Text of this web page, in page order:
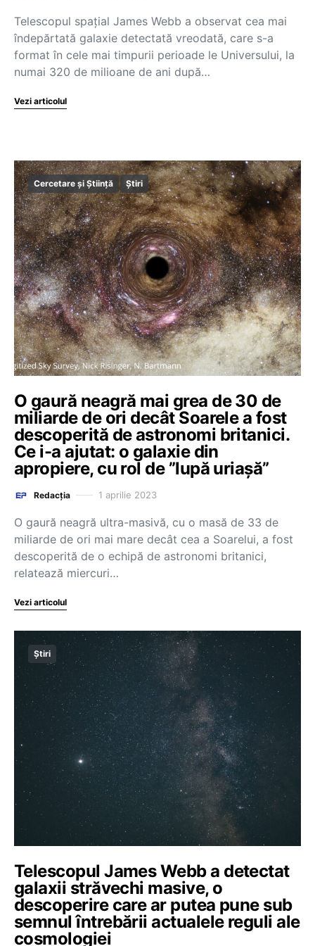
Telescopul spaţial James Webb a observat cea mai
îndepărtată galaxie detectată vreodată, care s-a
format în cele mai timpurii perioade le Universului, la
numai 320 de milioane de ani după…
Vezi articolul
Cercetare și Știință Știri
O gaură neagră mai grea de 30 de
miliarde de ori decât Soarele a fost
descoperită de astronomi britanici.
Ce i-a ajutat: o galaxie din
apropiere, cu rol de ”lupă uriașă”
Redacția 1 aprilie 2023
O gaură neagră ultra-masivă, cu o masă de 33 de
miliarde de ori mai mare decât cea a Soarelui, a fost
descoperită de o echipă de astronomi britanici,
relatează miercuri…
Vezi articolul
Știri
Telescopul James Webb a detectat
galaxii străvechi masive, o
descoperire care ar putea pune sub
semnul întrebării actualele reguli ale
cosmologiei